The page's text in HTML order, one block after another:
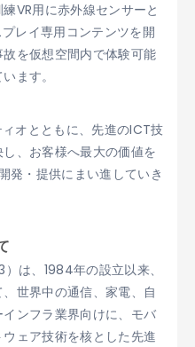
VR用に赤外線センサーと
レイ専用コンテンツを開
を仮想空間内で体験可能
ます。
オとともに、先進のICT技
、お客様へ最大の価値を
発・提供にまい進していき
は、1984年の設立以来、
世界中の通信、家電、自
ンフラ業界向けに、モバ
ェア技術を核とした先進